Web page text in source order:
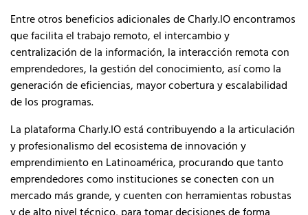
Entre otros beneficios adicionales de Charly.IO encontramos
que facilita el trabajo remoto, el intercambio y
centralización de la información, la interacción remota con
emprendedores, la gestión del conocimiento, así como la
generación de eficiencias, mayor cobertura y escalabilidad
de los programas.
La plataforma Charly.IO está contribuyendo a la articulación
y profesionalismo del ecosistema de innovación y
emprendimiento en Latinoamérica, procurando que tanto
emprendedores como instituciones se conecten con un
mercado más grande, y cuenten con herramientas robustas
y de alto nivel técnico, para tomar decisiones de forma